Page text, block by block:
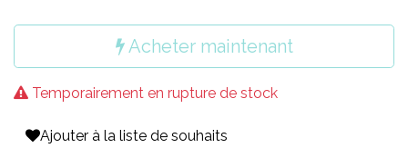
Acheter maintenant
Temporairement en rupture de stock
Ajouter à la liste de souhaits